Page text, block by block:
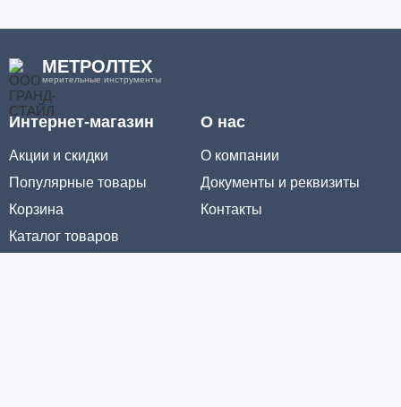
МЕТРОЛТЕХ
мерительные инструменты
Интернет-магазин
Акции и скидки
Популярные товары
Корзина
Каталог товаров
О нас
О компании
Документы и реквизиты
Контакты